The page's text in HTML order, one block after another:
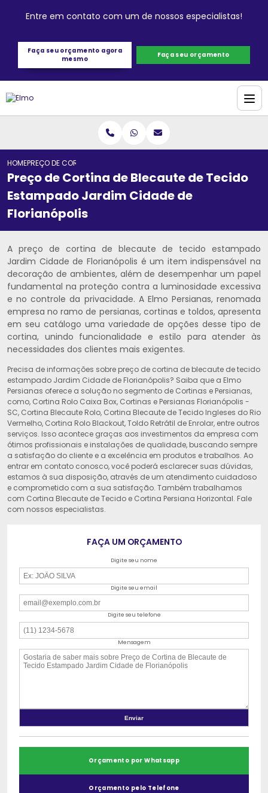
Entre em contato com um de nossos especialistas!
Faça seu orçamento agora
mesmo
Faça seu orçamento
HOMEPREÇO DE CORTINA DE BLECAUTE DE TECIDO ESTAMPADO JARDIM
Preço de Cortina de Blecaute de Tecido
Estampado Jardim Cidade de
Florianópolis
A preço de cortina de blecaute de tecido estampado
Jardim Cidade de Florianópolis é um item indispensável na
decoração de ambientes, além de desempenhar um papel
fundamental na proteção contra a luminosidade excessiva
e no controle da privacidade. A Elmo Persianas, renomada
empresa no ramo de persianas, cortinas e toldos, apresenta
em seu catálogo uma variedade de opções desse tipo de
cortina, unindo funcionalidade e estilo para atender às
necessidades dos clientes mais exigentes.
Precisa de informações sobre preço de cortina de blecaute de tecido
estampado Jardim Cidade de Florianópolis? Saiba que a Elmo
Persianas oferece a solução no segmento de Cortinas e Persianas,
como, Cortina Rolo Caixa Box, Cortinas e Persianas Florianópolis -
SC, Cortina Blecaute Rolo, Cortina Blecaute de Tecido Ingleses do Rio
Vermelho, Cortina Rolo Blackout, Toldo Retrátil de Enrolar, entre outros
serviços. Isso acontece graças aos investimentos da empresa com
ótimos profissionais e instalações de qualidade, buscando sempre
a satisfação do cliente e a excelência em produtos e trabalhos. Ao
entrar em contato conosco, você poderá esclarecer suas dúvidas,
estamos à sua disposição, através de um atendimento cuidadoso
e comprometido com a sua satisfação. Também trabalhamos
com Cortina Blecaute de Tecido e Cortina Persiana Horizontal. Fale
com nossos especialistas.
FAÇA UM ORÇAMENTO
Digite seu nome
Digite seu email
Digite seu telefone
Mensagem
Orçamento por Whatsapp
Orçamento pelo Telefone